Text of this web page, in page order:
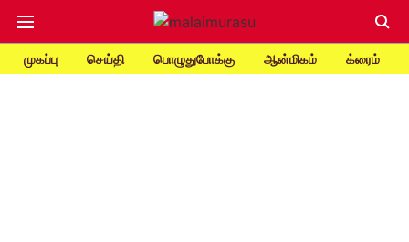
முகப்பு செய்தி பொழுதுபோக்கு ஆன்மிகம் க்ரைம்